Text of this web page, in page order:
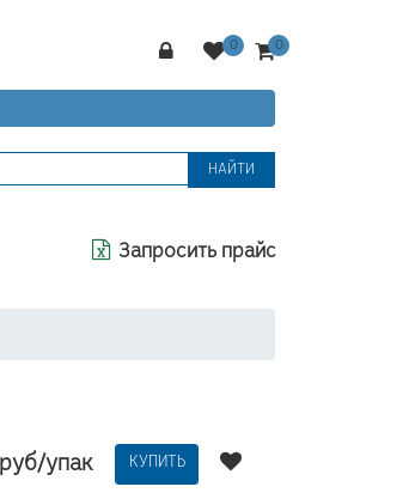
НАЙТИ
Запросить прайс
руб/упак КУПИТЬ